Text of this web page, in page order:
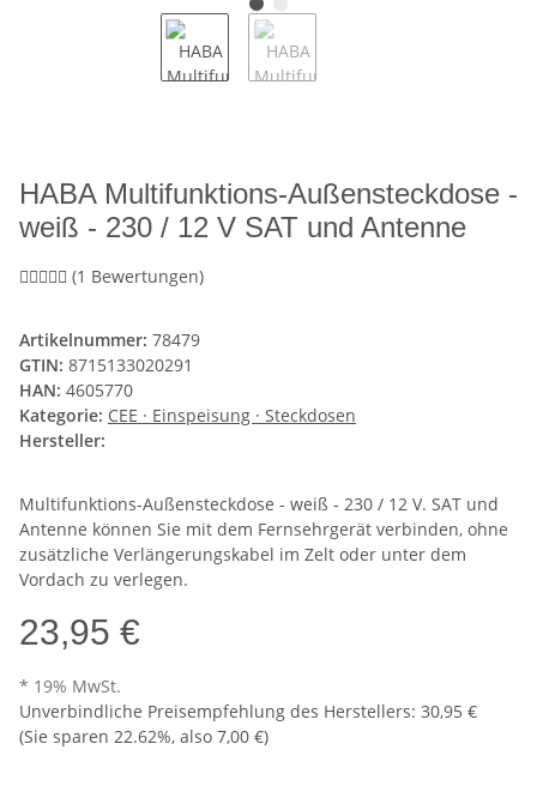
HABA Multifunktions-Außensteckdose -
weiß - 230 / 12 V SAT und Antenne
(1 Bewertungen)
Artikelnummer: 78479
GTIN: 8715133020291
HAN: 4605770
Kategorie: CEE · Einspeisung · Steckdosen
Hersteller:
Multifunktions-Außensteckdose - weiß - 230 / 12 V. SAT und
Antenne können Sie mit dem Fernsehrgerät verbinden, ohne
zusätzliche Verlängerungskabel im Zelt oder unter dem
Vordach zu verlegen.
23,95 €
* 19% MwSt.
Unverbindliche Preisempfehlung des Herstellers: 30,95 €
(Sie sparen 22.62%, also 7,00 €)